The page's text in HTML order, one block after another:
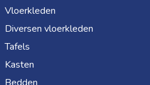
Vloerkleden
Diversen vloerkleden
Tafels
Kasten